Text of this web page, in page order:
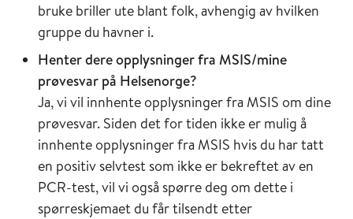
bruke briller ute blant folk, avhengig av hvilken
gruppe du havner i.
Henter dere opplysninger fra MSIS/mine
prøvesvar på Helsenorge?
Ja, vi vil innhente opplysninger fra MSIS om dine
prøvesvar. Siden det for tiden ikke er mulig å
innhente opplysninger fra MSIS hvis du har tatt
en positiv selvtest som ikke er bekreftet av en
PCR-test, vil vi også spørre deg om dette i
spørreskjemaet du får tilsendt etter